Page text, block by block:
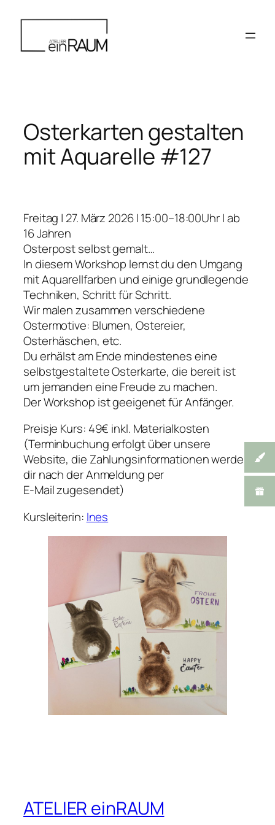
springen
Osterkarten gestalten
mit Aquarelle #127
Freitag | 27. März 2026 | 15:00–18:00Uhr | ab
16 Jahren
Osterpost selbst gemalt…
In diesem Workshop lernst du den Umgang
mit Aquarellfarben und einige grundlegende
Techniken, Schritt für Schritt.
Wir malen zusammen verschiedene
Ostermotive: Blumen, Ostereier,
Osterhäschen, etc.
Du erhälst am Ende mindestenes eine
selbstgestaltete Osterkarte, die bereit ist
um jemanden eine Freude zu machen.
Der Workshop ist geeigenet für Anfänger.
Preisje Kurs: 49€ inkl. Materialkosten
(Terminbuchung erfolgt über unsere
Website, die Zahlungsinformationen werden
dir nach der Anmeldung per
E-Mail zugesendet)
Kursleiterin: Ines
ATELIER einRAUM